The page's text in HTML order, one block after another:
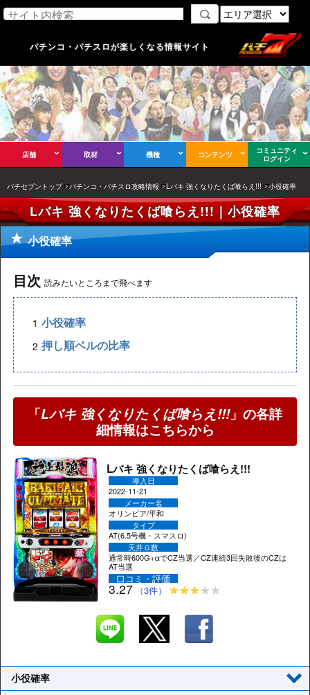
パチンコ・パチスロが楽しくなる情報サイト
店舗 取材 機種 コンテンツ
コミュニティ
ログイン
パチセブントップ パチンコ・パチスロ攻略情報 Lバキ 強くなりたくば喰らえ!!! 小役確率
Lバキ 強くなりたくば喰らえ!!!｜小役確率
小役確率
目次 読みたいところまで飛べます
小役確率
押し順ベルの比率
「Lバキ 強くなりたくば喰らえ!!!」の各詳
細情報はこちらから
Lバキ 強くなりたくば喰らえ!!!
導入日
2022-11-21
メーカー名
オリンピア/平和
タイプ
AT(6.5号機・スマスロ)
天井Ｇ数
通常時600G+αでCZ当選／CZ連続3回失敗後のCZは
AT当選
口コミ・評価
3.27 （3件）
小役確率